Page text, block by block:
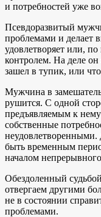
и потребностей уже
Псевдоразвитый
проблемами и делает
удовлетворяет или,
контролем. На деле
зашел в тупик, или
Мужчина в
рушится. С одной
предъявляемым к
собственные
быть временным
началом
Обездоленный
отвергаем другими
не в состоянии
проблемами.